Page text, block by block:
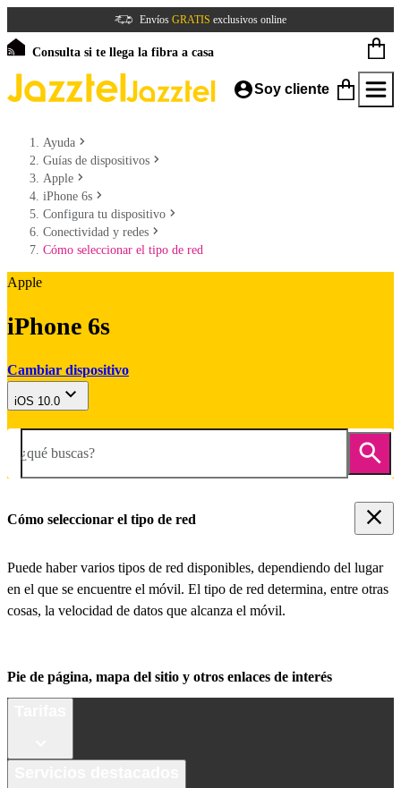
Envíos GRATIS exclusivos online
Consulta si te llega la fibra a casa
Soy cliente
Ayuda
Guías de dispositivos
Apple
iPhone 6s
Configura tu dispositivo
Conectividad y redes
Cómo seleccionar el tipo de red
Apple
iPhone 6s
Cambiar dispositivo
iOS 10.0
¿qué buscas?
Cómo seleccionar el tipo de red
Puede haber varios tipos de red disponibles, dependiendo del lugar
en el que se encuentre el móvil. El tipo de red determina, entre otras
cosas, la velocidad de datos que alcanza el móvil.
Pie de página, mapa del sitio y otros enlaces de interés